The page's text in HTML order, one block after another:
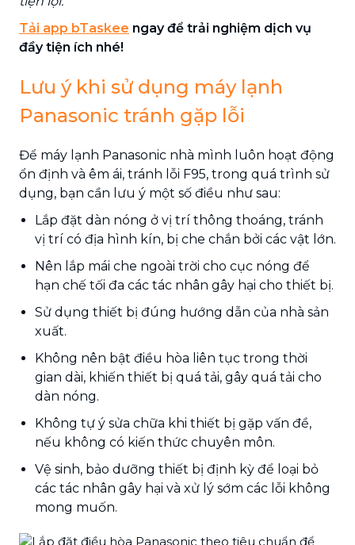
Tải app bTaskee ngay để trải nghiệm dịch vụ
đầy tiện ích nhé!
Lưu ý khi sử dụng máy lạnh
Panasonic tránh gặp lỗi
Để máy lạnh Panasonic nhà mình luôn hoạt động
ổn định và êm ái, tránh lỗi F95, trong quá trình sử
dụng, bạn cần lưu ý một số điều như sau:
Lắp đặt dàn nóng ở vị trí thông thoáng, tránh
vị trí có địa hình kín, bị che chắn bởi các vật lớn.
Nên lắp mái che ngoài trời cho cục nóng để
hạn chế tối đa các tác nhân gây hại cho thiết bị.
Sử dụng thiết bị đúng hướng dẫn của nhà sản
xuất.
Không nên bật điều hòa liên tục trong thời
gian dài, khiến thiết bị quá tải, gây quá tải cho
dàn nóng.
Không tự ý sửa chữa khi thiết bị gặp vấn đề,
nếu không có kiến thức chuyên môn.
Vệ sinh, bảo dưỡng thiết bị định kỳ để loại bỏ
các tác nhân gây hại và xử lý sớm các lỗi không
mong muốn.